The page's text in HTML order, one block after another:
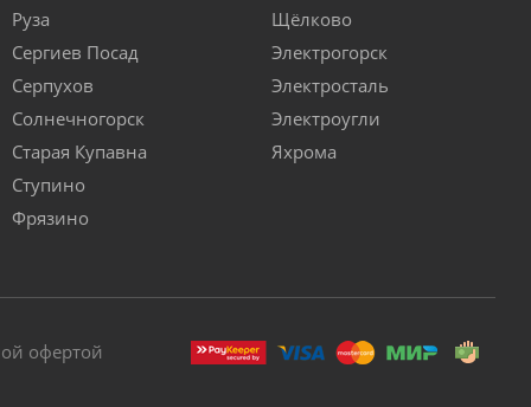
Руза
Сергиев Посад
Серпухов
Солнечногорск
Старая Купавна
Ступино
Фрязино
Щёлково
Электрогорск
Электросталь
Электроугли
Яхрома
офертой